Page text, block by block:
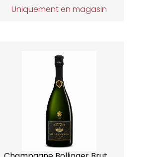
Uniquement en magasin